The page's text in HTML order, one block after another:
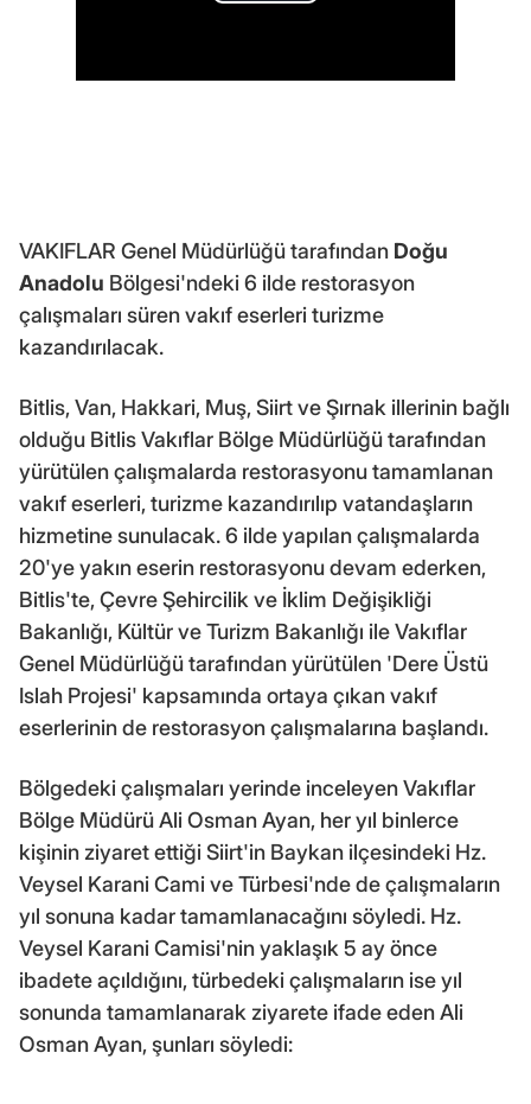
VAKIFLAR Genel Müdürlüğü tarafından Doğu
Anadolu Bölgesi'ndeki 6 ilde restorasyon
çalışmaları süren vakıf eserleri turizme
kazandırılacak.
Bitlis, Van, Hakkari, Muş, Siirt ve Şırnak illerinin bağlı
olduğu Bitlis Vakıflar Bölge Müdürlüğü tarafından
yürütülen çalışmalarda restorasyonu tamamlanan
vakıf eserleri, turizme kazandırılıp vatandaşların
hizmetine sunulacak. 6 ilde yapılan çalışmalarda
20'ye yakın eserin restorasyonu devam ederken,
Bitlis'te, Çevre Şehircilik ve İklim Değişikliği
Bakanlığı, Kültür ve Turizm Bakanlığı ile Vakıflar
Genel Müdürlüğü tarafından yürütülen 'Dere Üstü
Islah Projesi' kapsamında ortaya çıkan vakıf
eserlerinin de restorasyon çalışmalarına başlandı.
Bölgedeki çalışmaları yerinde inceleyen Vakıflar
Bölge Müdürü Ali Osman Ayan, her yıl binlerce
kişinin ziyaret ettiği Siirt'in Baykan ilçesindeki Hz.
Veysel Karani Cami ve Türbesi'nde de çalışmaların
yıl sonuna kadar tamamlanacağını söyledi. Hz.
Veysel Karani Camisi'nin yaklaşık 5 ay önce
ibadete açıldığını, türbedeki çalışmaların ise yıl
sonunda tamamlanarak ziyarete ifade eden Ali
Osman Ayan, şunları söyledi: